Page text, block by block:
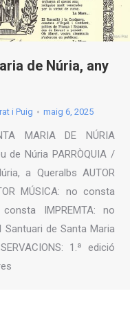
de Núria, any
i Puig maig 6, 2025
MARIA DE NÚRIA
de Núria PARRÒQUIA /
a Queralbs AUTOR
MÚSICA: no consta
IMPREMTA: no
Santuari de Santa Maria
1.ª edició